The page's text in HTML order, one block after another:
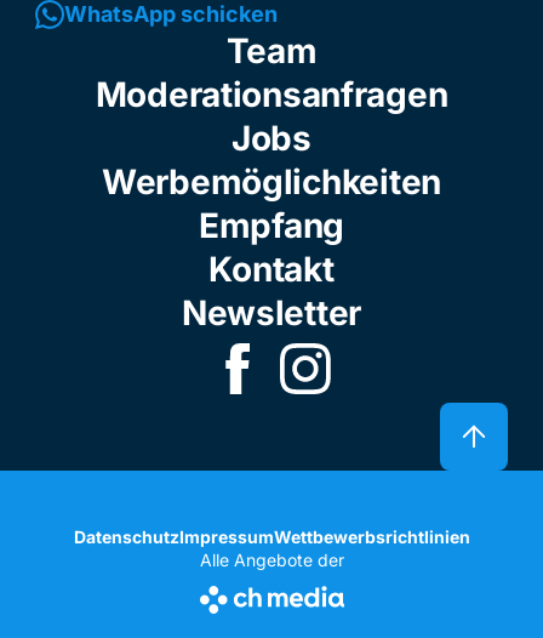
WhatsApp schicken
Team
Moderationsanfragen
Jobs
Werbemöglichkeiten
Empfang
Kontakt
Newsletter
DatenschutzImpressumWettbewerbsrichtlinien
Alle Angebote der